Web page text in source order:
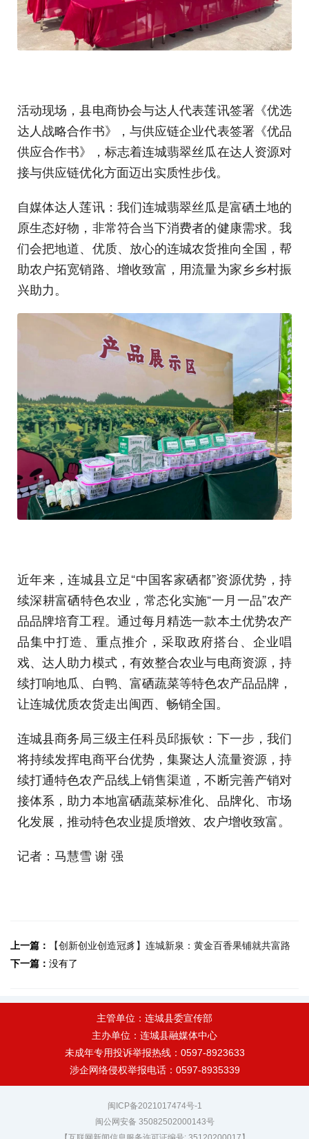
活动现场，县电商协会与达人代表莲讯签署《优选
达人战略合作书》，与供应链企业代表签署《优品
供应合作书》，标志着连城翡翠丝瓜在达人资源对
接与供应链优化方面迈出实质性步伐。
自媒体达人莲讯：我们连城翡翠丝瓜是富硒土地的
原生态好物，非常符合当下消费者的健康需求。我
们会把地道、优质、放心的连城农货推向全国，帮
助农户拓宽销路、增收致富，用流量为家乡乡村振
兴助力。
近年来，连城县立足“中国客家硒都”资源优势，持
续深耕富硒特色农业，常态化实施“一月一品”农产
品品牌培育工程。通过每月精选一款本土优势农产
品集中打造、重点推介，采取政府搭台、企业唱
戏、达人助力模式，有效整合农业与电商资源，持
续打响地瓜、白鸭、富硒蔬菜等特色农产品品牌，
让连城优质农货走出闽西、畅销全国。
连城县商务局三级主任科员邱振钦：下一步，我们
将持续发挥电商平台优势，集聚达人流量资源，持
续打通特色农产品线上销售渠道，不断完善产销对
接体系，助力本地富硒蔬菜标准化、品牌化、市场
化发展，推动特色农业提质增效、农户增收致富。
记者：马慧雪 谢 强
上一篇：
【创新创业创造冠豸】连城新泉：黄金百香果铺就共富路
下一篇： 没有了
主管单位：连城县委宣传部
主办单位：连城县融媒体中心
未成年专用投诉举报热线：0597-8923633
涉企网络侵权举报电话：0597-8935339
闽ICP备2021017474号-1
闽公网安备 35082502000143号